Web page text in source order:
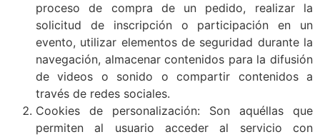
proceso de compra de un pedido, realizar la
solicitud de inscripción o participación en un
evento, utilizar elementos de seguridad durante la
navegación, almacenar contenidos para la difusión
de videos o sonido o compartir contenidos a
través de redes sociales.
Cookies de personalización: Son aquéllas que
permiten al usuario acceder al servicio con